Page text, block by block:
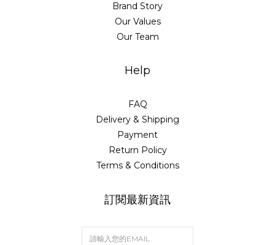
Brand Story
Our Values
Our Team
Help
FAQ
Delivery & Shipping
Payment
Return Policy
Terms & Conditions
訂閱最新資訊